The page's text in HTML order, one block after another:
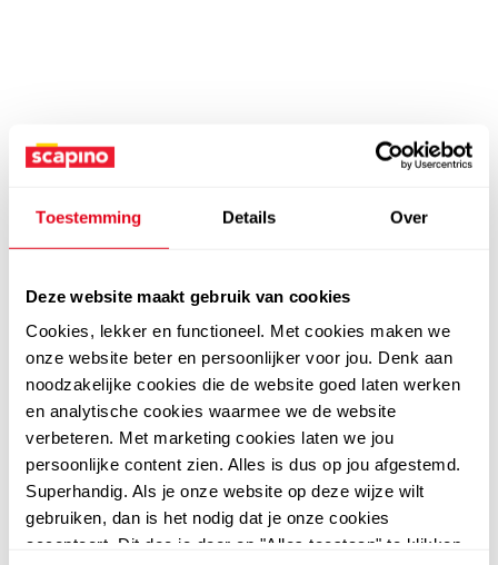
Toestemming Details Over
Deze website maakt gebruik van cookies
Cookies, lekker en functioneel. Met cookies maken we
onze website beter en persoonlijker voor jou. Denk aan
noodzakelijke cookies die de website goed laten werken
en analytische cookies waarmee we de website
verbeteren. Met marketing cookies laten we jou
persoonlijke content zien. Alles is dus op jou afgestemd.
Superhandig. Als je onze website op deze wijze wilt
gebruiken, dan is het nodig dat je onze cookies
accepteert. Dit doe je door op "Alles toestaan" te klikken.